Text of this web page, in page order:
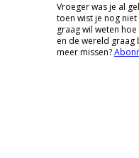
Vroeger was je al
toen wist je nog
graag wil weten
en de wereld graag
meer missen?